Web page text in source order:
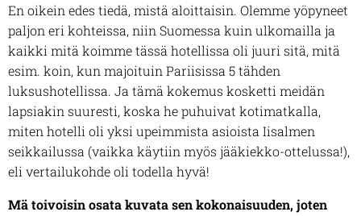
En oikein edes tiedä, mistä aloittaisin. Olemme yöpyneet
paljon eri kohteissa, niin Suomessa kuin ulkomailla ja
kaikki mitä koimme tässä hotellissa oli juuri sitä, mitä
esim. koin, kun majoituin Pariisissa 5 tähden
luksushotellissa. Ja tämä kokemus kosketti meidän
lapsiakin suuresti, koska he puhuivat kotimatkalla,
miten hotelli oli yksi upeimmista asioista Iisalmen
seikkailussa (vaikka käytiin myös jääkiekko-ottelussa!),
eli vertailukohde oli todella hyvä!
Mä toivoisin osata kuvata sen kokonaisuuden, joten